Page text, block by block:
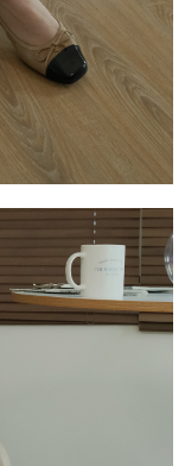
用戶狀況，依本公司即
，本公司將視審查結果
發現惡意使用之情形，
並採取法律行動。